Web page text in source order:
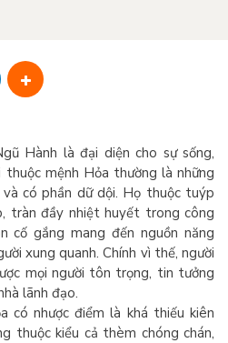
Hành là đại diện cho sự sống,
mệnh Hỏa thường là những
có phần dữ dội. Họ thuộc tuýp
tràn đầy nhiệt huyết trong công
cố gắng mang đến nguồn năng
xung quanh. Chính vì thế, người
mọi người tôn trọng, tin tưởng
lãnh đạo.
có nhược điểm là khá thiếu kiên
thuộc kiểu cả thèm chóng chán,